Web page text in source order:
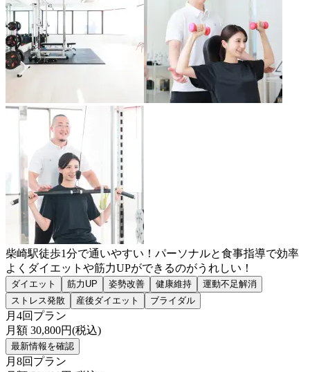
柴崎駅徒歩1分で通いやすい！パーソナルと食事指導で効率
よくダイエットや筋力UPができるのがうれしい！
ダイエット 筋力UP 姿勢改善 健康維持
運動不足解消
ストレス発散
産後ダイエット ブライダル
月4回プラン
月額 30,800円(税込)
最新情報を確認
月8回プラン